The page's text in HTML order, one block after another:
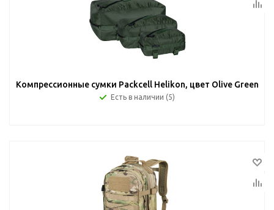
Компрессионные сумки Packcell Helikon, цвет Olive Green
Есть в наличии (5)